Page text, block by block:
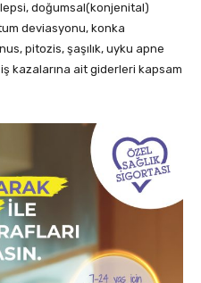
doğumsal(konjenital)
deviasyonu, konka
pitozis, şaşılık, uyku apne
kazalarına ait giderleri kapsam